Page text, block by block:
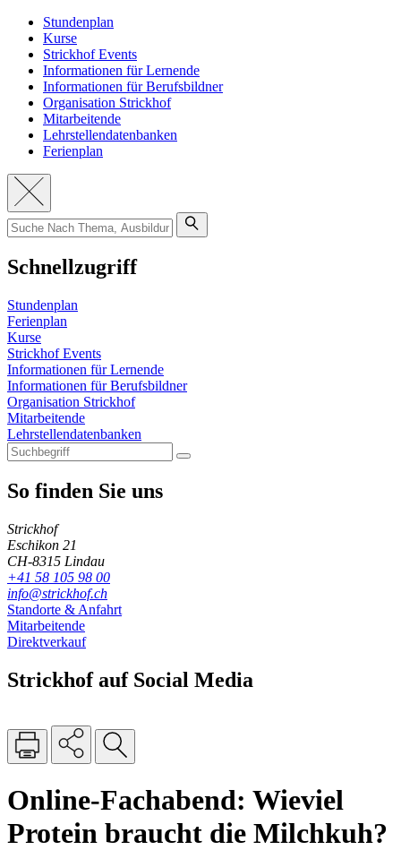
Stundenplan
Kurse
Strickhof Events
Informationen für Lernende
Informationen für Berufsbildner
Organisation Strickhof
Mitarbeitende
Lehrstellendatenbanken
Ferienplan
Schnellzugriff
Stundenplan
Ferienplan
Kurse
Strickhof Events
Informationen für Lernende
Informationen für Berufsbildner
Organisation Strickhof
Mitarbeitende
Lehrstellendatenbanken
So finden Sie uns
Strickhof
Eschikon 21
CH-8315 Lindau
+41 58 105 98 00
info@strickhof.ch
Standorte & Anfahrt
Mitarbeitende
Direktverkauf
Strickhof auf Social Media
Online-Fachabend: Wieviel
Protein braucht die Milchkuh?